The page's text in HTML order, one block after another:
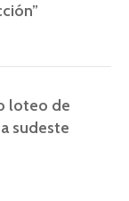
loteo de
sudeste